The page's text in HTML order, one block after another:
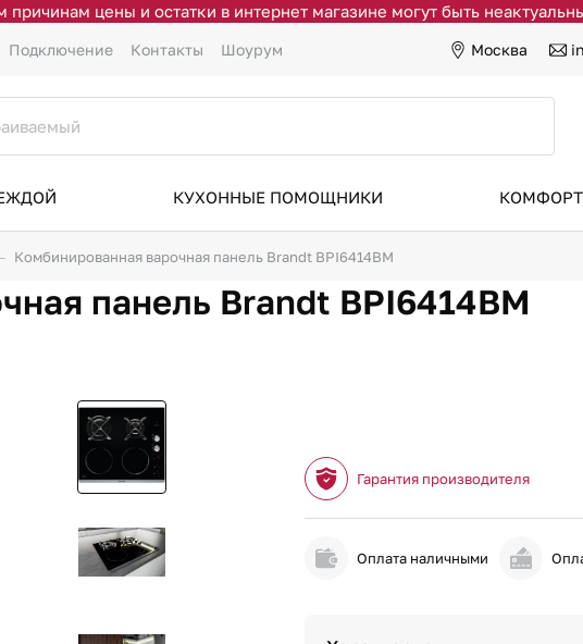
причинам цены и остатки в интернет магазине могут быть
Подключение Контакты Шоурум Москва
КУХОННЫЕ ПОМОЩНИКИ
Комбинированная варочная панель Brandt BPI6414BM
панель Brandt BPI6414BM
Гарантия производителя
Оплата наличными